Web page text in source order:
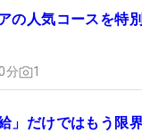
の人気コースを特
分 1
」だけではもう限